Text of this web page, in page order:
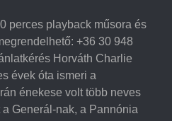
perces playback műsora és
+36 30 948
Horváth Charlie
évek óta ismeri a
énekese volt több neves
Generál-nak, a Pannónia